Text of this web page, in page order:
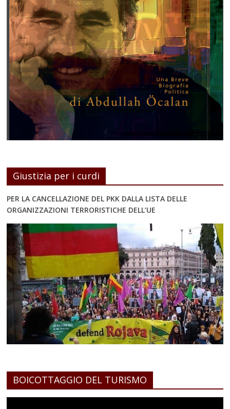
Giustizia per i curdi
PER LA CANCELLAZIONE DEL PKK DALLA LISTA DELLE
ORGANIZZAZIONI TERRORISTICHE DELL’UE
BOICOTTAGGIO DEL TURISMO